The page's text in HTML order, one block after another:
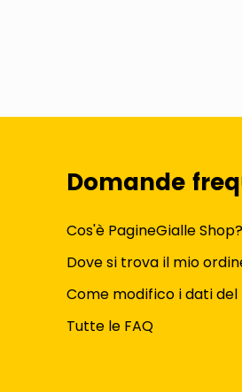
Domande
Cos'è PagineGialle Shop?
Dove si trova il mio
Come modifico i dati
Tutte le FAQ